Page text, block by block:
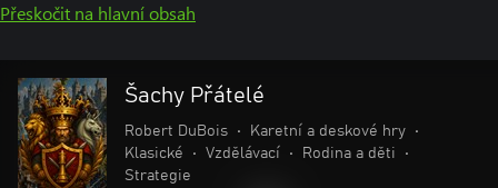
Přeskočit na hlavní obsah
Šachy Přátelé
Robert DuBois • Karetní a deskové hry
•
Klasické
• Vzdělávací • Rodina a děti
•
Strategie